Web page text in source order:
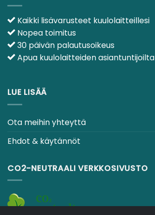
Kaikki lisävarusteet kuulolaitteillesi
Nopea toimitus
30 päivän palautusoikeus
Apua kuulolaitteiden asiantuntijoilta
LUE LISÄÄ
Ota meihin yhteyttä
Ehdot & käytännöt
CO2-NEUTRAALI VERKKOSIVUSTO